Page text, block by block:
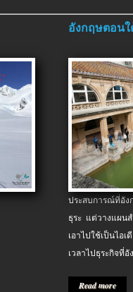
อังกฤษตอนใ
ประสบการณ์ที่อัง
ธุระ แต่วางแผน
เอาไปใช้เป็นไอ
เวลาไปธุระกิจที่อั
Read more